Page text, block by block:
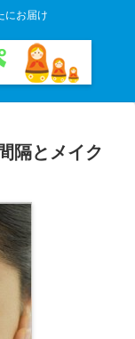
にお届け
隔とメイク